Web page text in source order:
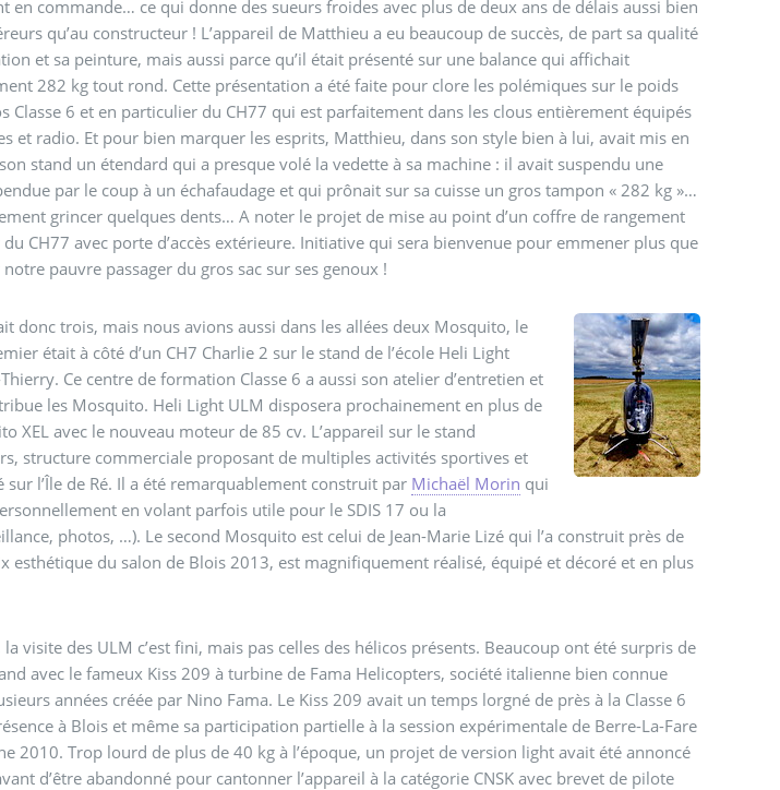
en commande… ce qui donne des sueurs froides avec plus de deux ans de délais aussi bien
qu’au constructeur ! L’appareil de Matthieu a eu beaucoup de succès, de part sa qualité
et sa peinture, mais aussi parce qu’il était présenté sur une balance qui affichait
282 kg tout rond. Cette présentation a été faite pour clore les polémiques sur le poids
Classe 6 et en particulier du CH77 qui est parfaitement dans les clous entièrement équipés
et radio. Et pour bien marquer les esprits, Matthieu, dans son style bien à lui, avait mis en
stand un étendard qui a presque volé la vedette à sa machine : il avait suspendu une
par le coup à un échafaudage et qui prônait sur sa cuisse un gros tampon « 282 kg »…
grincer quelques dents… A noter le projet de mise au point d’un coffre de rangement
CH77 avec porte d’accès extérieure. Initiative qui sera bienvenue pour emmener plus que
pauvre passager du gros sac sur ses genoux !
donc trois, mais nous avions aussi dans les allées deux Mosquito, le
était à côté d’un CH7 Charlie 2 sur le stand de l’école Heli Light
Ce centre de formation Classe 6 a aussi son atelier d’entretien et
les Mosquito. Heli Light ULM disposera prochainement en plus de
XEL avec le nouveau moteur de 85 cv. L’appareil sur le stand
structure commerciale proposant de multiples activités sportives et
l’Île de Ré. Il a été remarquablement construit par Michaël Morin qui
en volant parfois utile pour le SDIS 17 ou la
photos, …). Le second Mosquito est celui de Jean-Marie Lizé qui l’a construit près de
esthétique du salon de Blois 2013, est magnifiquement réalisé, équipé et décoré et en plus
la visite des ULM c’est fini, mais pas celles des hélicos présents. Beaucoup ont été surpris de
avec le fameux Kiss 209 à turbine de Fama Helicopters, société italienne bien connue
années créée par Nino Fama. Le Kiss 209 avait un temps lorgné de près à la Classe 6
à Blois et même sa participation partielle à la session expérimentale de Berre-La-Fare
2010. Trop lourd de plus de 40 kg à l’époque, un projet de version light avait été annoncé
d’être abandonné pour cantonner l’appareil à la catégorie CNSK avec brevet de pilote